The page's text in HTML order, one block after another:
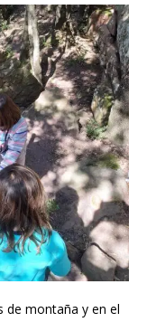
de montaña y en el